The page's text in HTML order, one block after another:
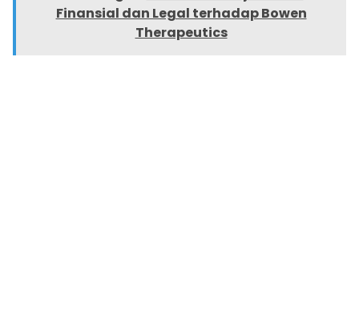
Finansial dan Legal terhadap Bowen
Therapeutics